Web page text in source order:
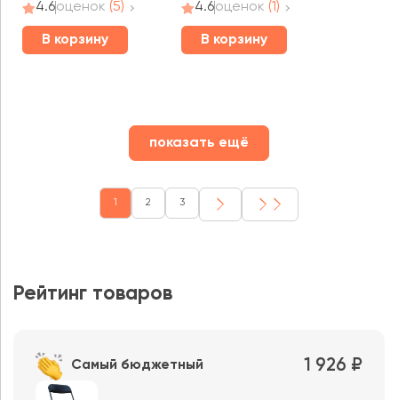
4.6оценок (5)
В корзину
4.6оценок (1)
В корзину
показать ещё
1 2 3
Рейтинг товаров
Самый бюджетный 1 926 ₽